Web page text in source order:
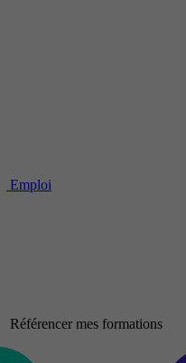
Emploi
Référencer mes formations